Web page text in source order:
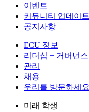
이벤트
커뮤니티 업데이트
공지사항
ECU 정보
리더십 + 거버넌스
관리
채용
우리를 방문하세요
미래 학생